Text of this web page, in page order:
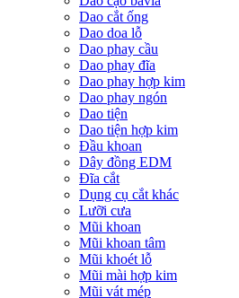
Dao cắt ống
Dao doa lỗ
Dao phay cầu
Dao phay đĩa
Dao phay hợp kim
Dao phay ngón
Dao tiện
Dao tiện hợp kim
Đầu khoan
Dây đồng EDM
Đĩa cắt
Dụng cụ cắt khác
Lưỡi cưa
Mũi khoan
Mũi khoan tâm
Mũi khoét lỗ
Mũi mài hợp kim
Mũi vát mép